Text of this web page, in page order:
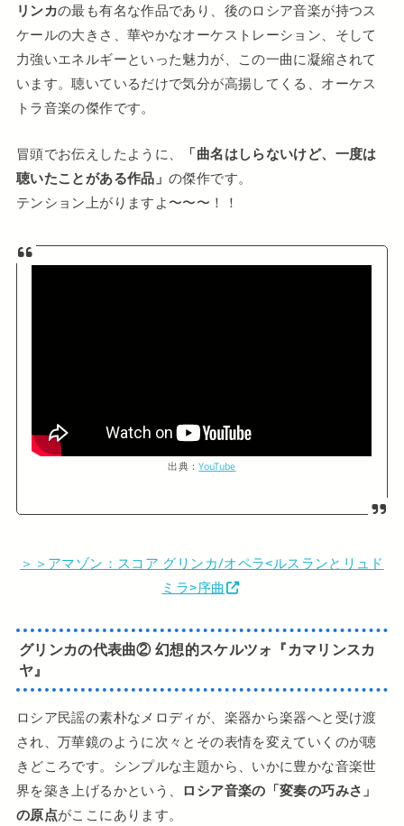
リンカの最も有名な作品であり、後のロシア音楽が持つス
ケールの大きさ、華やかなオーケストレーション、そして
力強いエネルギーといった魅力が、この一曲に凝縮されて
います。聴いているだけで気分が高揚してくる、オーケス
トラ音楽の傑作です。
冒頭でお伝えしたように、
「曲名はしらないけど、一度は
聴いたことがある作品」の傑作です。
テンション上がりますよ〜〜〜！！
出典：YouTube
＞＞アマゾン：スコア グリンカ/オペラ<ルスランとリュド
ミラ>序曲
グリンカの代表曲② 幻想的スケルツォ『カマリンスカ
ヤ』
ロシア民謡の素朴なメロディが、楽器から楽器へと受け渡
され、万華鏡のように次々とその表情を変えていくのが聴
きどころです。シンプルな主題から、いかに豊かな音楽世
界を築き上げるかという、 ロシア音楽の「変奏の巧みさ」
の原点がここにあります。